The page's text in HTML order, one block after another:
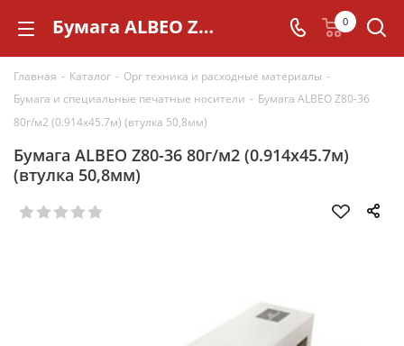
Бумага ALBEO Z80-36 80г/м2 (0.914x45.7м) (втулка 50,8мм) 0
Главная - Каталог - Орг техника и расходные материалы -
Бумага и специальные печатные носители - Бумага ALBEO Z80-36
80г/м2 (0.914x45.7м) (втулка 50,8мм)
Бумага ALBEO Z80-36 80г/м2 (0.914x45.7м)
(втулка 50,8мм)